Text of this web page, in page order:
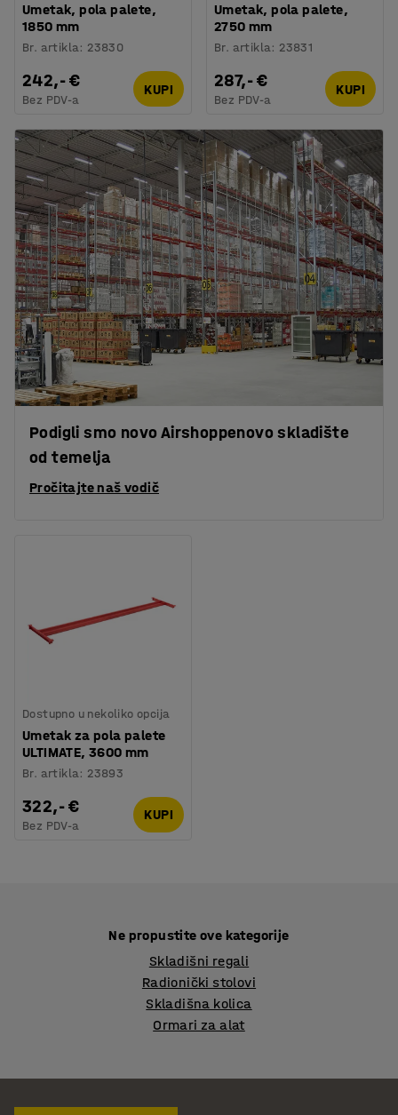
Umetak, pola palete,
1850 mm
Br. artikla: 23830
242,- €
Bez PDV-a
KUPI
Umetak, pola palete,
2750 mm
Br. artikla: 23831
287,- €
Bez PDV-a
KUPI
Podigli smo novo Airshoppenovo skladište
od temelja
Pročitajte naš vodič
Dostupno u nekoliko opcija
Umetak za pola palete
ULTIMATE, 3600 mm
Br. artikla: 23893
322,- €
Bez PDV-a
KUPI
Ne propustite ove kategorije
Skladišni regali
Radionički stolovi
Skladišna kolica
Ormari za alat